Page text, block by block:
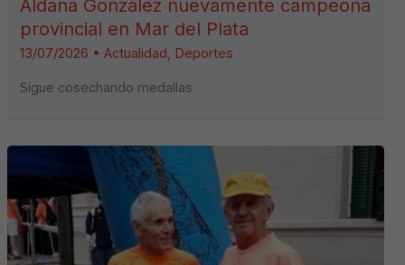
Aldana González nuevamente campeona
provincial en Mar del Plata
13/07/2026 •Actualidad, Deportes
Sigue cosechando medallas